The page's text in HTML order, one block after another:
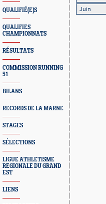
QUALIFIÉ(E)S
QUALIFIES
CHAMPIONNATS
RÉSULTATS
COMMISSION RUNNING
51
BILANS
RECORDS DE LA MARNE
STAGES
SÉLECTIONS
LIGUE ATHLETISME
REGIONALE DU GRAND
EST
LIENS